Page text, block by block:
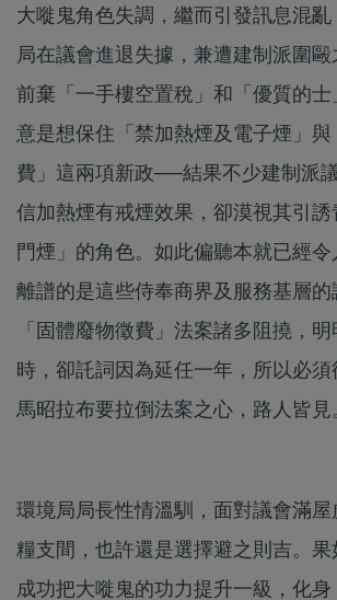
大嘥鬼角色失調，繼而引發訊息混
局在議會進退失據，兼遭建制派圍
前棄「一手樓空置稅」和「優質的
意是想保住「禁加熱煙及電子煙」與
費」這兩項新政──結果不少建制派
信加熱煙有戒煙效果，卻漠視其引誘
門煙」的角色。如此偏聽本就已經
離譜的是這些侍奉商界及服務基層的
「固體廢物徵費」法案諸多阻撓，
時，卻託詞因為延任一年，所以必須
馬昭拉布要拉倒法案之心，路人皆見
環境局局長性情溫馴，面對議會滿
糧支間，也許還是選擇避之則吉。
成功把大嘥鬼的功力提升一級，化身